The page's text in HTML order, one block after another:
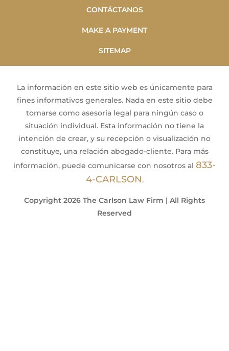
CONTÁCTANOS
MAKE A PAYMENT
SITEMAP
La información en este sitio web es únicamente para
fines informativos generales. Nada en este sitio debe
tomarse como asesoría legal para ningún caso o
situación individual. Esta información no tiene la
intención de crear, y su recepción o visualización no
constituye, una relación abogado-cliente. Para más
información, puede comunicarse con nosotros al 833-
4-CARLSON.
Copyright 2026 The Carlson Law Firm | All Rights
Reserved